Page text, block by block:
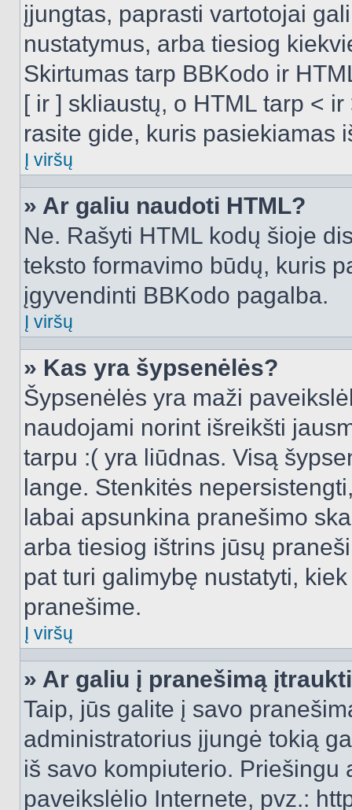
įjungtas, paprasti vartotojai
nustatymus, arba tiesiog
Skirtumas tarp BBKodo ir
[ ir ] skliaustų, o HTML tarp <
rasite gide, kuris pasiekiamas
Į viršų
» Ar galiu naudoti HTML?
Ne. Rašyti HTML kodų šioje
teksto formavimo būdų, kuris
įgyvendinti BBKodo pagalba.
Į viršų
» Kas yra šypsenėlės?
Šypsenėlės yra maži
naudojami norint išreikšti
tarpu :( yra liūdnas. Visą
lange. Stenkitės
labai apsunkina pranešimo
arba tiesiog ištrins jūsų
pat turi galimybę nustatyti,
pranešime.
Į viršų
» Ar galiu į pranešimą
Taip, jūs galite į savo
administratorius įjungė tokią
iš savo kompiuterio.
paveikslėlio Internete, pvz.: